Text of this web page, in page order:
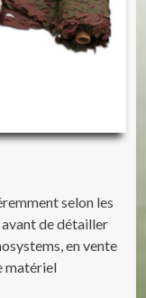
selon les
de détailler
en vente
matériel